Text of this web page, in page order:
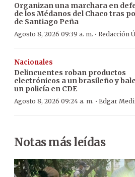
Organizan una marchara en
de los Médanos del Chaco tras
de Santiago Peña
Agosto 8, 2026 09:39 a. m. · Redacción
Nacionales
Delincuentes roban productos
electrónicos a un brasileño y
un policía en CDE
Agosto 8, 2026 09:24 a. m. · Edgar
Notas más leídas